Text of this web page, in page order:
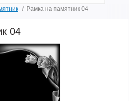
Рамка на памятник 04
04